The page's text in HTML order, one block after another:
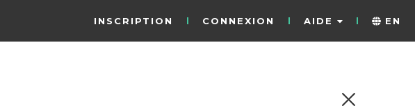
INSCRIPTION CONNEXION AIDE EN